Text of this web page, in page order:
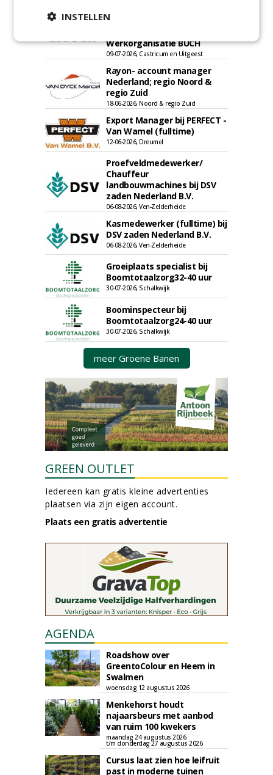
Meewerkend Voorman
Werkorganisatie BUCH
09-07-2026, Castricum en Uitgeest
Rayon- account manager
Nederland; regio Noord &
regio Zuid
18-06-2026, Noord & regio Zuid
Export Manager bij PERFECT -
Van Wamel (fulltime)
12-06-2026, Dreumel
Proefveldmedewerker/
Chauffeur
landbouwmachines bij DSV
zaden Nederland B.V.
06-08-2026, Ven-Zelderheide
Kasmedewerker (fulltime) bij
DSV zaden Nederland B.V.
06-08-2026, Ven-Zelderheide
Groeiplaats specialist bij
Boomtotaalzorg32-40 uur
30-07-2026, Schalkwijk
Boominspecteur bij
Boomtotaalzorg24-40 uur
30-07-2026, Schalkwijk
meer Groene Banen
GREEN OUTLET
Iedereen kan gratis kleine advertenties
plaatsen via zijn eigen account.
Plaats een gratis advertentie
AGENDA
Roadshow over
GreentoColour en Heem in
Swalmen
woensdag 12 augustus 2026
Menkehorst houdt
najaarsbeurs met aanbod
van ruim 100 kwekers
maandag 24 augustus 2026
t/m donderdag 27 augustus 2026
Cursus laat zien hoe leifruit
past in moderne tuinen
INSTELLEN